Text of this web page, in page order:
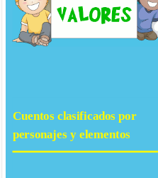
Cuentos clasificados por
personajes y elementos